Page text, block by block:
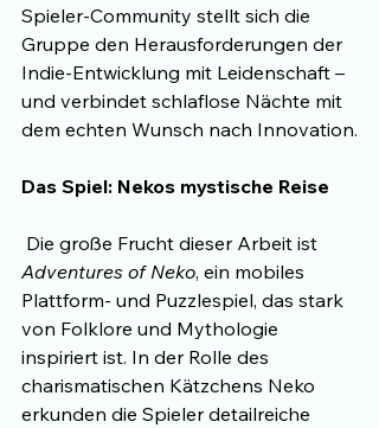
Spieler-Community stellt sich die
Gruppe den Herausforderungen der
Indie-Entwicklung mit Leidenschaft –
und verbindet schlaflose Nächte mit
dem echten Wunsch nach Innovation.
Das Spiel: Nekos mystische Reise
Die große Frucht dieser Arbeit ist
Adventures of Neko, ein mobiles
Plattform- und Puzzlespiel, das stark
von Folklore und Mythologie
inspiriert ist. In der Rolle des
charismatischen Kätzchens Neko
erkunden die Spieler detailreiche